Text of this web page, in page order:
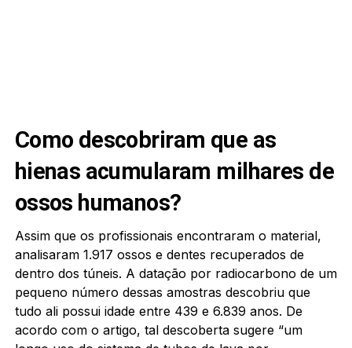
Como descobriram que as
hienas acumularam milhares de
ossos humanos?
Assim que os profissionais encontraram o material,
analisaram 1.917 ossos e dentes recuperados de
dentro dos túneis. A datação por radiocarbono de um
pequeno número dessas amostras descobriu que
tudo ali possui idade entre 439 e 6.839 anos. De
acordo com o artigo, tal descoberta sugere “um